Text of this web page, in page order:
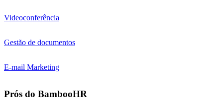
Videoconferência
Gestão de documentos
E-mail Marketing
Prós do BambooHR